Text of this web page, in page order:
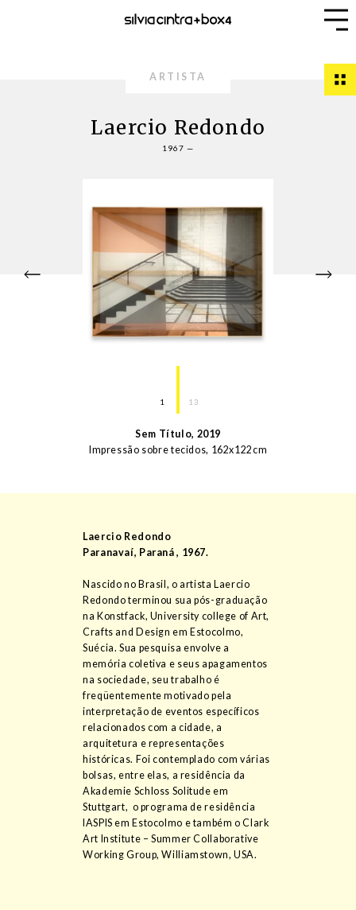
ARTISTA
Laercio Redondo
1967 —
1 13
Sem Título, 2019
Impressão sobre tecidos, 162x122cm
Laercio Redondo
Paranavaí, Paraná, 1967.
Nascido no Brasil, o artista Laercio
Redondo terminou sua pós-graduação
na Konstfack, University college of Art,
Crafts and Design em Estocolmo,
Suécia. Sua pesquisa envolve a
memória coletiva e seus apagamentos
na sociedade, seu trabalho é
freqüentemente motivado pela
interpretação de eventos específicos
relacionados com a cidade, a
arquitetura e representações
históricas. Foi contemplado com várias
bolsas, entre elas, a residência da
Akademie Schloss Solitude em
Stuttgart, o programa de residência
IASPIS em Estocolmo e também o Clark
Art Institute – Summer Collaborative
Working Group, Williamstown, USA.